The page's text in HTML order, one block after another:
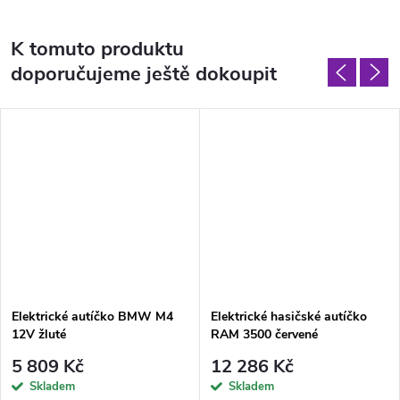
K tomuto produktu
doporučujeme ještě dokoupit
Elektrické autíčko BMW M4
12V žluté
5 809 Kč
Skladem
Elektrické hasičské autíčko
RAM 3500 červené
12 286 Kč
Skladem